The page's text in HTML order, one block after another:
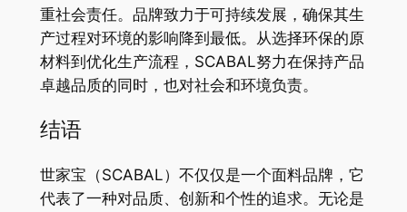
重社会责任。品牌致力于可持续发展，确保其生
产过程对环境的影响降到最低。从选择环保的原
材料到优化生产流程，SCABAL努力在保持产品
卓越品质的同时，也对社会和环境负责。
结语
世家宝（SCABAL）不仅仅是一个面料品牌，它
代表了一种对品质、创新和个性的追求。无论是